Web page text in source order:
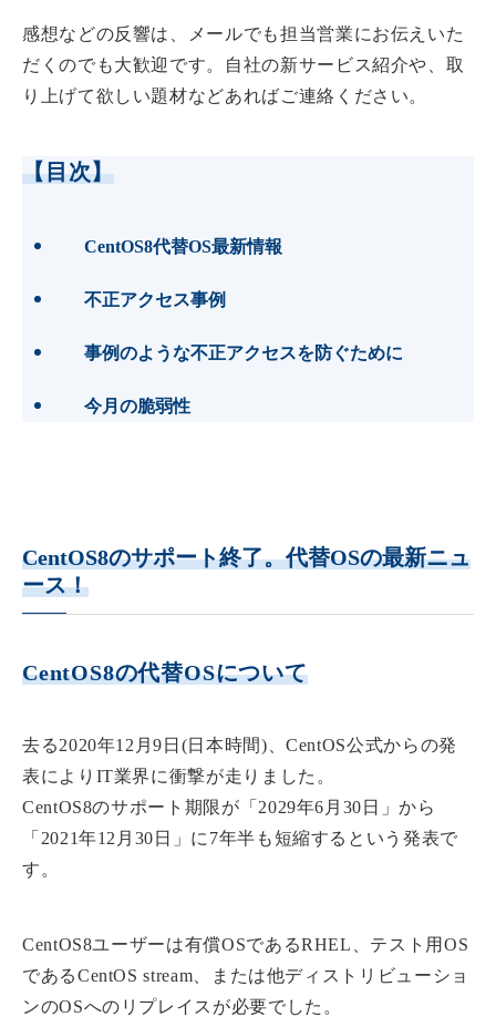
感想などの反響は、メールでも担当営業にお伝えいた
だくのでも大歓迎です。自社の新サービス紹介や、取
り上げて欲しい題材などあればご連絡ください。
【目次】
CentOS8代替OS最新情報
不正アクセス事例
事例のような不正アクセスを防ぐために
今月の脆弱性
CentOS8のサポート終了。代替OSの最新ニュ
ース！
CentOS8の代替OSについて
去る2020年12月9日(日本時間)、CentOS公式からの発
表によりIT業界に衝撃が走りました。
CentOS8のサポート期限が「2029年6月30日」から
「2021年12月30日」に7年半も短縮する という発表で
す。
CentOS8ユーザーは有償OSであるRHEL、テスト用OS
であるCentOS stream、または他ディストリビューショ
ンのOSへのリプレイスが必要でした。